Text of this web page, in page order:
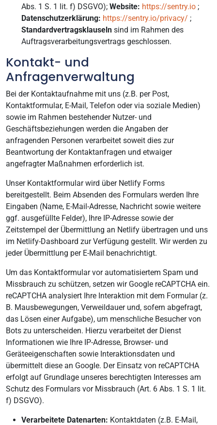
Abs. 1 S. 1 lit. f) DSGVO); Website: https://sentry.io ;
Datenschutzerklärung: https://sentry.io/privacy/ ;
Standardvertragsklauseln sind im Rahmen des
Auftragsverarbeitungsvertrags geschlossen.
Kontakt- und
Anfragenverwaltung
Bei der Kontaktaufnahme mit uns (z.B. per Post,
Kontaktformular, E-Mail, Telefon oder via soziale Medien)
sowie im Rahmen bestehender Nutzer- und
Geschäftsbeziehungen werden die Angaben der
anfragenden Personen verarbeitet soweit dies zur
Beantwortung der Kontaktanfragen und etwaiger
angefragter Maßnahmen erforderlich ist.
Unser Kontaktformular wird über Netlify Forms
bereitgestellt. Beim Absenden des Formulars werden Ihre
Eingaben (Name, E-Mail-Adresse, Nachricht sowie weitere
ggf. ausgefüllte Felder), Ihre IP-Adresse sowie der
Zeitstempel der Übermittlung an Netlify übertragen und uns
im Netlify-Dashboard zur Verfügung gestellt. Wir werden zu
jeder Übermittlung per E-Mail benachrichtigt.
Um das Kontaktformular vor automatisiertem Spam und
Missbrauch zu schützen, setzen wir Google reCAPTCHA ein.
reCAPTCHA analysiert Ihre Interaktion mit dem Formular (z.
B. Mausbewegungen, Verweildauer und, sofern abgefragt,
das Lösen einer Aufgabe), um menschliche Besucher von
Bots zu unterscheiden. Hierzu verarbeitet der Dienst
Informationen wie Ihre IP-Adresse, Browser- und
Geräteeigenschaften sowie Interaktionsdaten und
übermittelt diese an Google. Der Einsatz von reCAPTCHA
erfolgt auf Grundlage unseres berechtigten Interesses am
Schutz des Formulars vor Missbrauch (Art. 6 Abs. 1 S. 1 lit.
f) DSGVO).
Verarbeitete Datenarten: Kontaktdaten (z.B. E-Mail,